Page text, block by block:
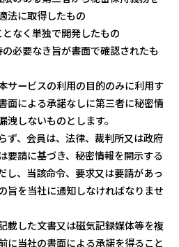
法に取得したもの
なく単独で開発したもの
必要なき旨が書面で確認されたも
サービスの利用の目的のみに利用す
面による承諾なしに第三者に秘密情
しないものとします。
ず、会員は、法律、裁判所又は政府
要請に基づき、秘密情報を開示する
し、当該命令、要求又は要請があっ
旨を当社に通知しなければなりませ
載した文書又は磁気記録媒体等を複
に当社の書面による承諾を得ること